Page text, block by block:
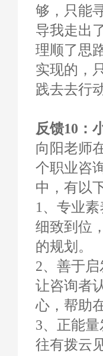
够，只能
导我走出
理顺了思
实现的，
践去去行
反馈10：
向阳老师
个职业咨
中，有以
1、专业
细致到位
的规划。
2、善于
让咨询者
心，帮助
3、正能
往有拨云